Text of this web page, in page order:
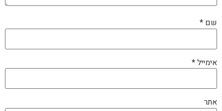
שם *
אימייל*
אתר